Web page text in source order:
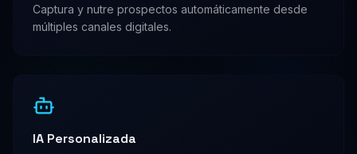
Captura y nutre prospectos automáticamente desde
múltiples canales digitales.
IA Personalizada